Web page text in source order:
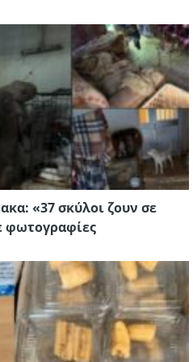
«37 σκύλοι ζουν σε
φωτογραφίες